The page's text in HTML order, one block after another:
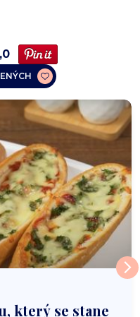
který se stane